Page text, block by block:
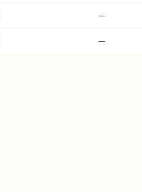
—
—